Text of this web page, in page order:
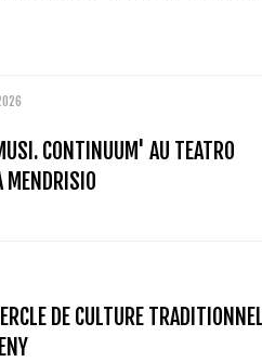
CONTINUUM' AU TEATRO
MENDRISIO
DE CULTURE